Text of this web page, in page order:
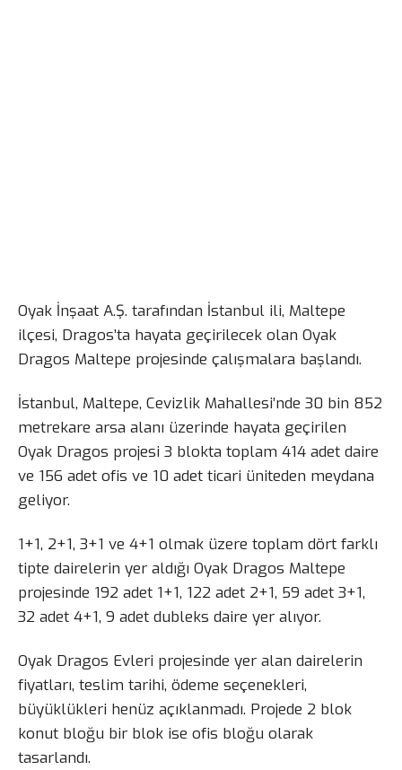
Oyak İnşaat A.Ş. tarafından İstanbul ili, Maltepe
ilçesi, Dragos’ta hayata geçirilecek olan Oyak
Dragos Maltepe projesinde çalışmalara başlandı.
İstanbul, Maltepe, Cevizlik Mahallesi’nde 30 bin 852
metrekare arsa alanı üzerinde hayata geçirilen
Oyak Dragos projesi 3 blokta toplam 414 adet daire
ve 156 adet ofis ve 10 adet ticari üniteden meydana
geliyor.
1+1, 2+1, 3+1 ve 4+1 olmak üzere toplam dört farklı
tipte dairelerin yer aldığı Oyak Dragos Maltepe
projesinde 192 adet 1+1, 122 adet 2+1, 59 adet 3+1,
32 adet 4+1, 9 adet dubleks daire yer alıyor.
Oyak Dragos Evleri projesinde yer alan dairelerin
fiyatları, teslim tarihi, ödeme seçenekleri,
büyüklükleri henüz açıklanmadı. Projede 2 blok
konut bloğu bir blok ise ofis bloğu olarak
tasarlandı.